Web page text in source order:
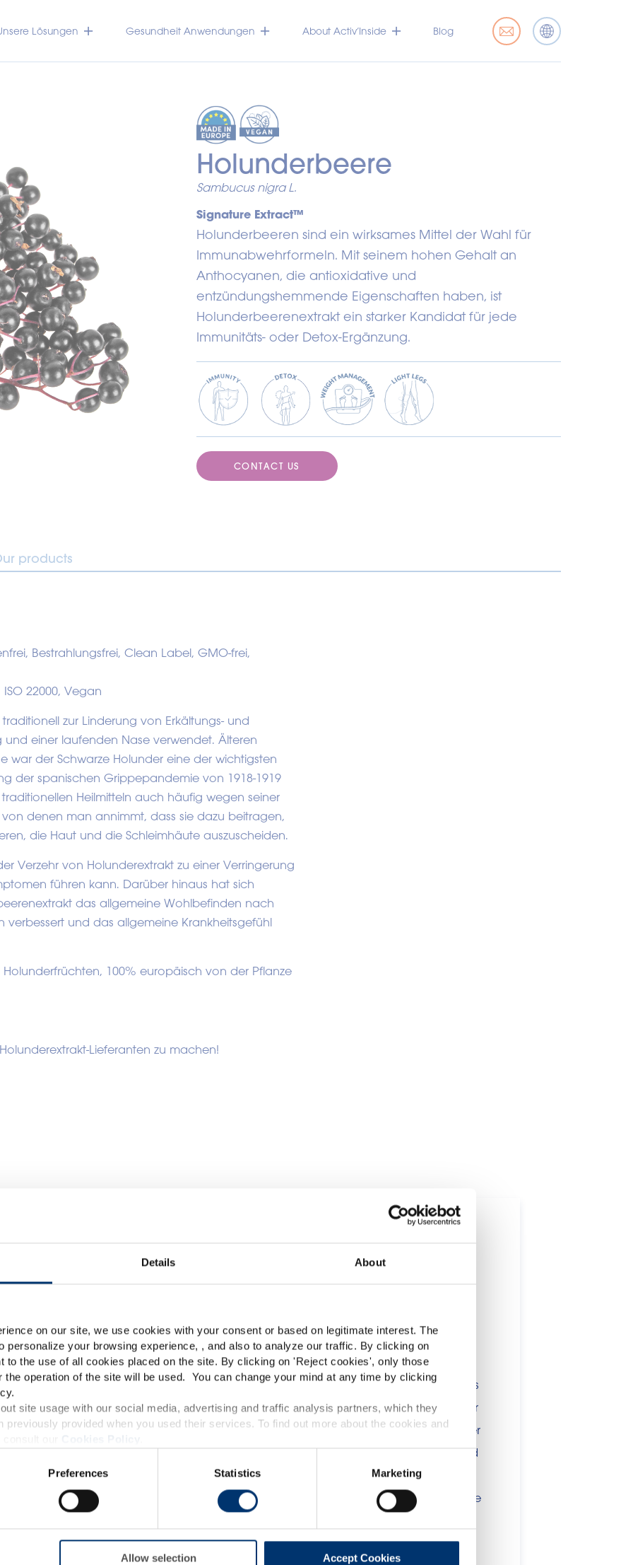
Details About
on our site, we use cookies with your consent or based on legitimate interest. The
personalize your browsing experience, , and also to analyze our traffic. By clicking on
to the use of all cookies placed on the site. By clicking on 'Reject cookies', only those
operation of the site will be used. You can change your mind at any time by clicking
site usage with our social media, advertising and traffic analysis partners, which they
previously provided when you used their services. To find out more about the cookies and
Cookies Policy
Preferences Statistics Marketing
Allow selection Accept Cookies
This website is intended exclusively for professional clients in the the health,
and food supplement sector and not for consumers. The information is
in several countries all over the world and may include statements, claims or
classification which do not comply with EC Regulation CE n. 1924/2006 or other
applicable in your country and which have not been evaluated by the Food
and Drug Administration. The products presented on the website are not intended to
treat, cure or prevent any disease. The compliance of a final product with the
responsability of the professional client.
Lösungen Gesundheit Anwendungen About Activ’Inside Blog
Holunderbeere
Sambucus nigra L.
Signature Extract™
Holunderbeeren sind ein wirksames Mittel der Wahl für
Immunabwehrformeln. Mit seinem hohen Gehalt an
Anthocyanen, die antioxidative und
entzündungshemmende Eigenschaften haben, ist
Holunderbeerenextrakt ein starker Kandidat für jede
Immunitäts- oder Detox-Ergänzung.
CONTACT US
products
Bestrahlungsfrei, Clean Label, GMO-frei,
ISO 22000, Vegan
zur Linderung von Erkältungs- und
einer laufenden Nase verwendet. Älteren
war der Schwarze Holunder eine der wichtigsten
der spanischen Grippepandemie von 1918-1919
Heilmitteln auch häufig wegen seiner
denen man annimmt, dass sie dazu beitragen,
die Haut und die Schleimhäute auszuscheiden.
Verzehr von Holunderextrakt zu einer Verringerung
führen kann. Darüber hinaus hat sich
das allgemeine Wohlbefinden nach
und das allgemeine Krankheitsgefühl
100% europäisch von der Pflanze
Lieferanten zu machen!
labelling products Holunderbeere
Immunität – gummies –
Blaubeergeschmack
Holunderbeere